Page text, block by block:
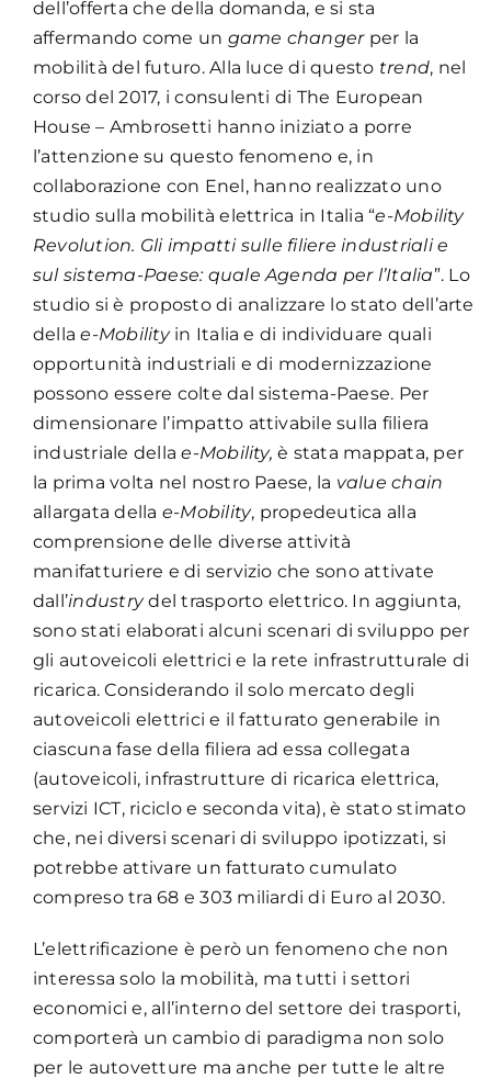
dell’offerta che della domanda, e si sta
affermando come un game changerper la
mobilità del futuro. Alla luce di questo trend, nel
corso del 2017, i consulenti di The European
House – Ambrosetti hanno iniziato a porre
l’attenzione su questo fenomeno e, in
collaborazione con Enel, hanno realizzato uno
studio sulla mobilità elettrica in Italia “e-Mobility
Revolution. Gli impatti sulle filiere industriali e
sul sistema-Paese: quale Agenda per l’Italia”. Lo
studio si è proposto di analizzare lo stato dell’arte
dellae-Mobilityin Italia e di individuare quali
opportunità industriali e di modernizzazione
possono essere colte dal sistema-Paese. Per
dimensionare l’impatto attivabile sulla filiera
industriale dellae-Mobility,è stata mappata, per
la prima volta nel nostro Paese, la value chain
allargata della e-Mobility, propedeutica alla
comprensione delle diverse attività
manifatturiere e di servizio che sono attivate
dall’industrydel trasporto elettrico. In aggiunta,
sono stati elaborati alcuni scenari di sviluppo per
gli autoveicoli elettrici e la rete infrastrutturale di
ricarica. Considerando il solo mercato degli
autoveicoli elettrici e il fatturato generabile in
ciascuna fase della filiera ad essa collegata
(autoveicoli, infrastrutture di ricarica elettrica,
servizi ICT, riciclo e seconda vita), è stato stimato
che, nei diversi scenari di sviluppo ipotizzati, si
potrebbe attivare un fatturato cumulato
compreso tra 68 e 303 miliardi di Euro al 2030.
L’elettrificazione è però un fenomeno che non
interessa solo la mobilità, ma tutti i settori
economici e, all’interno del settore dei trasporti,
comporterà un cambio di paradigma non solo
per le autovetture ma anche per tutte le altre